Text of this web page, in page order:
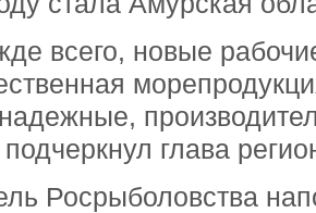
всего, новые
глава
Росрыболовства